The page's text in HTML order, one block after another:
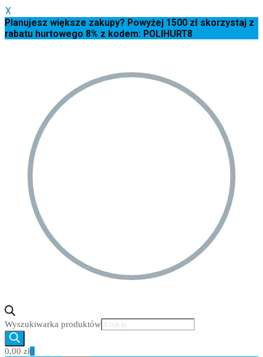
X
Planujesz większe zakupy? Powyżej 1500 zł skorzystaj z
rabatu hurtowego 8% z kodem: POLIHURT8
Wyszukiwarka produktów
0,00 zł0